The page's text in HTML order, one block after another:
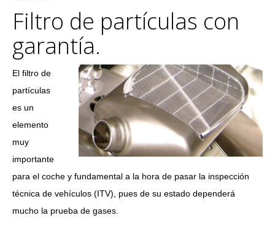
Filtro de partículas con
garantía.
El filtro de
partículas
es un
elemento
muy
importante
para el coche y fundamental a la hora de pasar la inspección
técnica de vehículos (ITV), pues de su estado dependerá
mucho la prueba de gases.